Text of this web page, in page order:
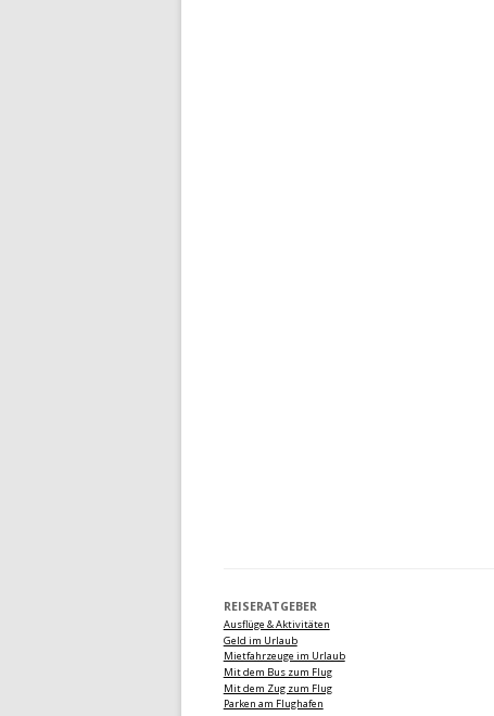
REISERATGEBER
Ausflüge & Aktivitäten
Geld im Urlaub
Mietfahrzeuge im Urlaub
Mit dem Bus zum Flug
Mit dem Zug zum Flug
Parken am Flughafen